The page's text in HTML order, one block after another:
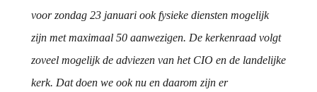
voor zondag 23 januari ook fysieke diensten mogelijk
zijn met maximaal 50 aanwezigen. De kerkenraad volgt
zoveel mogelijk de adviezen van het CIO en de landelijke
kerk. Dat doen we ook nu en daarom zijn er